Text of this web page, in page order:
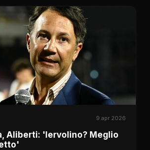
9 apr 2026
Aliberti: 'Iervolino? Meglio